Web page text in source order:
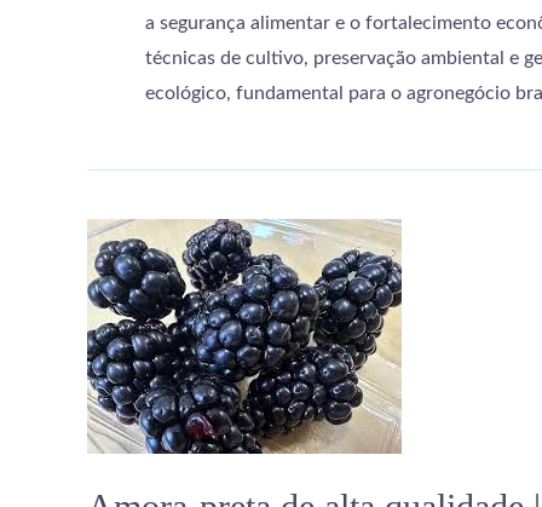
a segurança alimentar e o fortalecimento
técnicas de cultivo, preservação ambiental e
ecológico, fundamental para o agronegócio
Amora-
preta
de
alta
qualidade
|
Uma